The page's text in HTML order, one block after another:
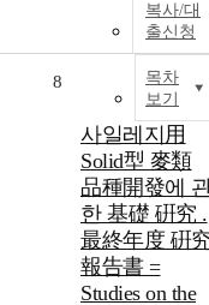
복사/대
출신청
목차
보기
8
사일레지用
Solid型 麥類
品種開發에
한 基礎 硏究 .
最終年度 硏
報告書 =
Studies on the